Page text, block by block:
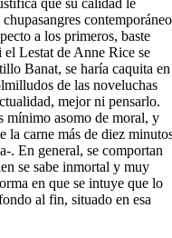
que su calidad le
contemporáneo
a los primeros, baste
el Lestat de Anne Rice se
Banat, se haría caquita en
de las noveluchas
mejor ni pensarlo.
mínimo asomo de moral, y
la carne más de diez
. En general, se comportan
se sabe inmortal y muy
en que se intuye que lo
al fin, situado en esa